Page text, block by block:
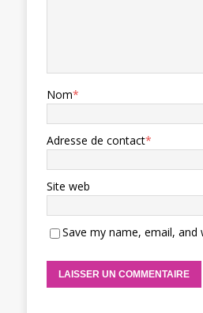
Nom*
Adresse de contact*
Site web
Save my name, email,